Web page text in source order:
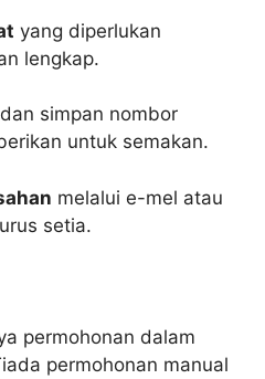
yang diperlukan
lengkap.
dan simpan nombor
untuk semakan.
melalui e-mel atau
setia.
permohonan dalam
permohonan manual